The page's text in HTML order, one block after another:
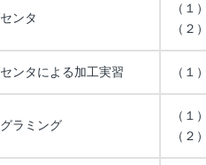
ンタ
（１
（２
ンタによる加工実習 （１
ラミング
（１
（２